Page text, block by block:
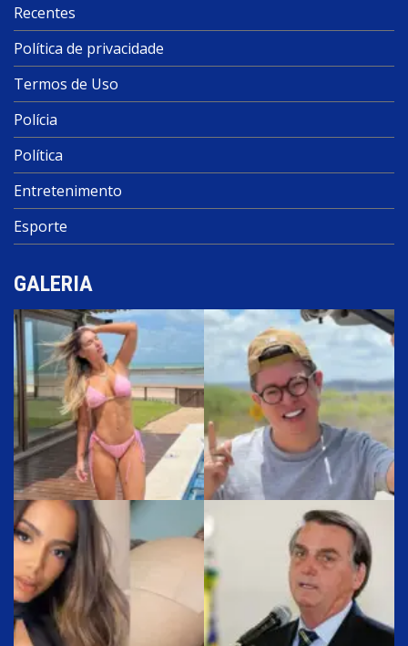
Recentes
Política de privacidade
Termos de Uso
Polícia
Política
Entretenimento
Esporte
GALERIA